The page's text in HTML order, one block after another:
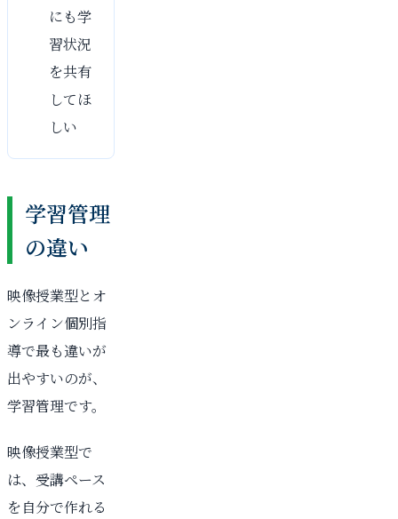
にも学
習状況
を共有
してほ
しい
学習管理
の違い
映像授業型とオ
ンライン個別指
導で最も違いが
出やすいのが、
学習管理です。
映像授業型で
は、受講ペース
を自分で作れる